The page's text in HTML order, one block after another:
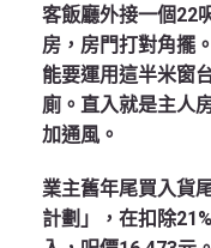
客飯廳外接一個22
房，房門打對角擺
能要運用這半米窗
廁。直入就是主人
加通風。
業主舊年尾買入貨
計劃」，在扣除